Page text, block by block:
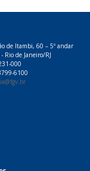
de Itambi, 60 – 5º andar
- Rio de Janeiro/RJ
000
6100